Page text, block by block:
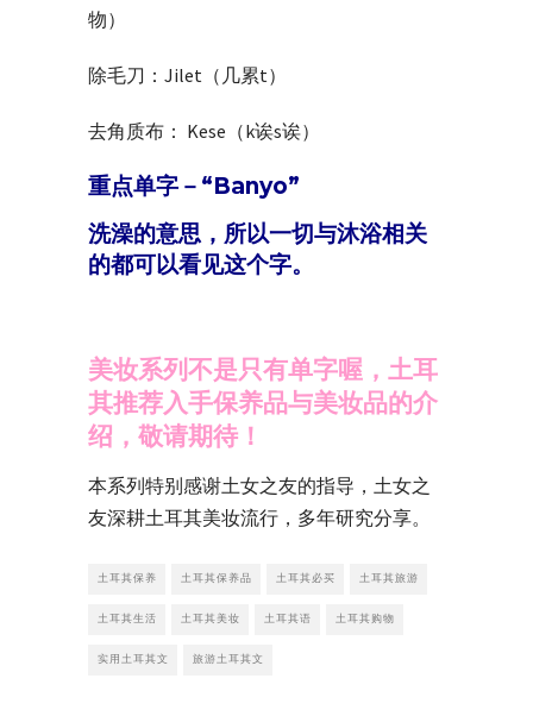
物）
除毛刀：Jilet（几累t）
去角质布： Kese（k诶s诶）
重点单字－“Banyo”
洗澡的意思，所以一切与沐浴相关
的都可以看见这个字。
美妆系列不是只有单字喔，土耳
其推荐入手保养品与美妆品的介
绍，敬请期待！
本系列特别感谢土女之友的指导，土女之
友深耕土耳其美妆流行，多年研究分享。
土耳其保养 土耳其保养品 土耳其必买 土耳其旅游
土耳其生活 土耳其美妆 土耳其语 土耳其购物
实用土耳其文 旅游土耳其文